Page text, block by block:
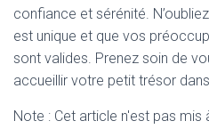
confiance et sérénité.
est unique et que vos
sont valides. Prenez soin de
accueillir votre petit trésor
Note : Cet article n'est pas